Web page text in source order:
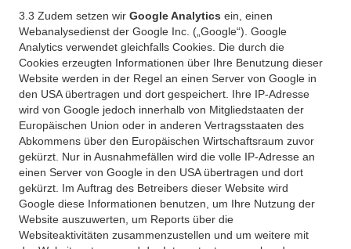
3.3 Zudem setzen wir Google Analytics ein, einen
Webanalysedienst der Google Inc. („Google“). Google
Analytics verwendet gleichfalls Cookies. Die durch die
Cookies erzeugten Informationen über Ihre Benutzung dieser
Website werden in der Regel an einen Server von Google in
den USA übertragen und dort gespeichert. Ihre IP-Adresse
wird von Google jedoch innerhalb von Mitgliedstaaten der
Europäischen Union oder in anderen Vertragsstaaten des
Abkommens über den Europäischen Wirtschaftsraum zuvor
gekürzt. Nur in Ausnahmefällen wird die volle IP-Adresse an
einen Server von Google in den USA übertragen und dort
gekürzt. Im Auftrag des Betreibers dieser Website wird
Google diese Informationen benutzen, um Ihre Nutzung der
Website auszuwerten, um Reports über die
Websiteaktivitäten zusammenzustellen und um weitere mit